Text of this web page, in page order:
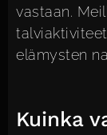
vastaan.
elämysten
Kuinka